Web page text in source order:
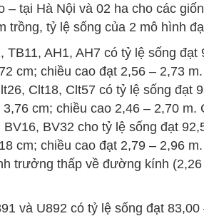
– tại Hà Nội và 02 ha cho các
trồng, tỷ lệ sống của 2 mô hình
TB11, AH1, AH7 có tỷ lệ sống
cm; chiều cao đạt 2,56 – 2,73
Clt18, Clt57 có tỷ lệ sống đạt
cm; chiều cao 2,46 – 2,70 m.
BV32 cho tỷ lệ sống đạt
cm; chiều cao đạt 2,79 – 2,96
trưởng thấp về đường kính
và U892 có tỷ lệ sống đạt